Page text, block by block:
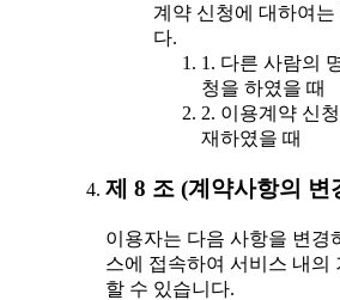
계약 신청에 대하여는
다.
1. 다른 사람의
청을 하였을 때
2. 이용계약 신
재하였을 때
제 8 조 (계약사항의 변
이용자는 다음 사항을 변경
스에 접속하여 서비스 내의
할 수 있습니다.